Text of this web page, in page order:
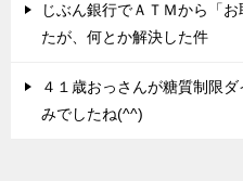
じぶん銀行でＡＴＭから「
たが、何とか解決した件
４１歳おっさんが糖質制限
みでしたね(^^)